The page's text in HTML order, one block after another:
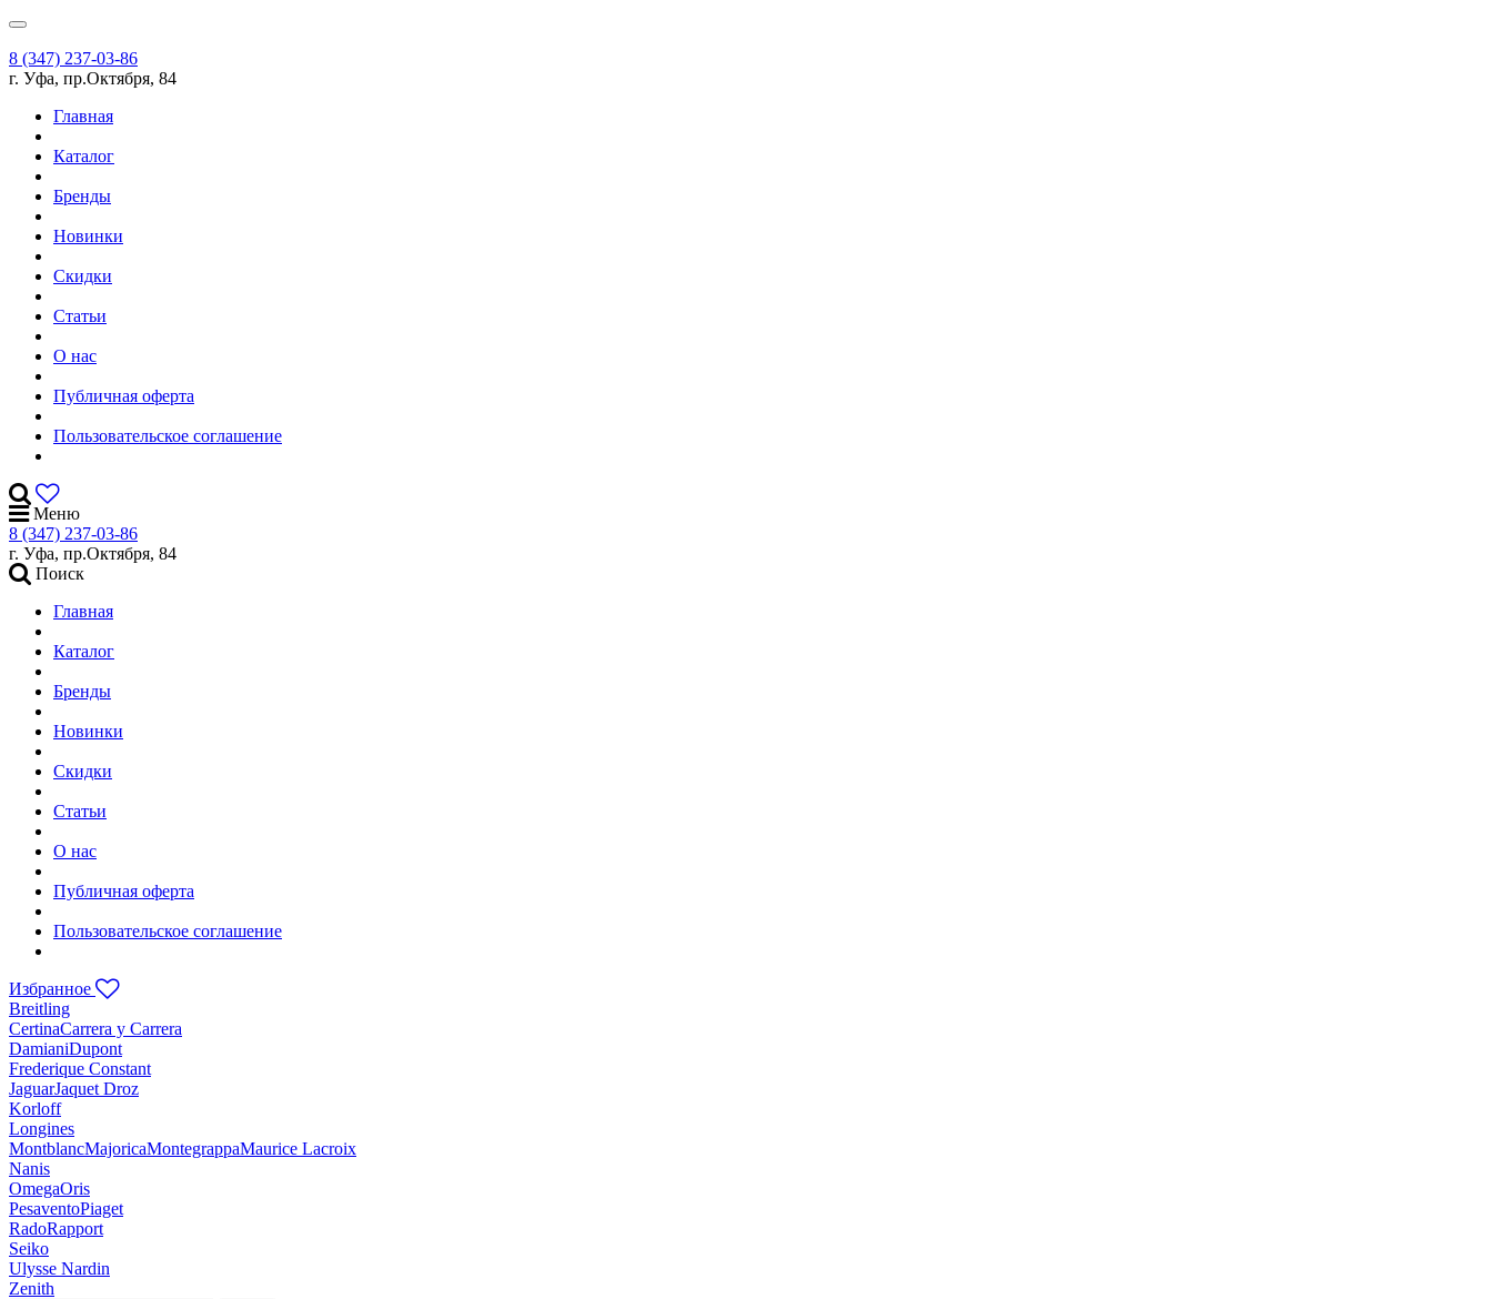
8 (347) 237-03-86
г. Уфа, пр.Октября, 84
Главная
Каталог
Бренды
Новинки
Скидки
Статьи
О нас
Публичная оферта
Пользовательское соглашение
Меню
8 (347) 237-03-86
г. Уфа, пр.Октября, 84
Поиск
Главная
Каталог
Бренды
Новинки
Скидки
Статьи
О нас
Публичная оферта
Пользовательское соглашение
Избранное
Breitling
CertinaCarrera y Carrera
DamianiDupont
Frederique Constant
JaguarJaquet Droz
Korloff
Longines
MontblancMajoricaMontegrappaMaurice Lacroix
Nanis
OmegaOris
PesaventoPiaget
RadoRapport
Seiko
Ulysse Nardin
Zenith